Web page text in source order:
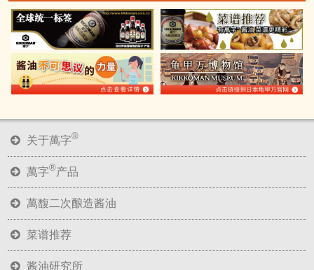
关于萬字®
萬字®产品
萬馥二次酿造酱油
菜谱推荐
酱油研究所